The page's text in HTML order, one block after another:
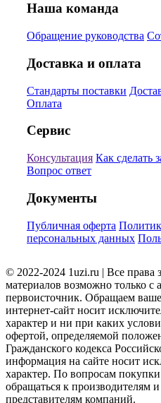
Наша команда
Обращение руководства
Доставка и оплата
Стандарты поставки
Оплата
Сервис
Консультация Как сделать
Вопрос ответ
Документы
Публичная оферта
персональных данных
© 2022-2024 1uzi.ru | Все
материалов возможно только с
первоисточник. Обращаем
интернет-сайт носит
характер и ни при каких
офертой, определяемой
Гражданского кодекса
информация на сайте носит
характер. По вопросам
обращаться к производителям
представителям компаний.